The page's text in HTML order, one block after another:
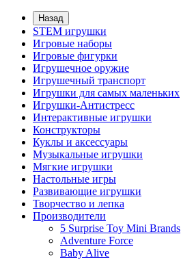
Назад
STEM игрушки
Игровые наборы
Игровые фигурки
Игрушечное оружие
Игрушечный транспорт
Игрушки для самых маленьких
Игрушки-Антистресс
Интерактивные игрушки
Конструкторы
Куклы и аксессуары
Музыкальные игрушки
Мягкие игрушки
Настольные игры
Развивающие игрушки
Творчество и лепка
Производители
5 Surprise Toy Mini Brands
Adventure Force
Baby Alive